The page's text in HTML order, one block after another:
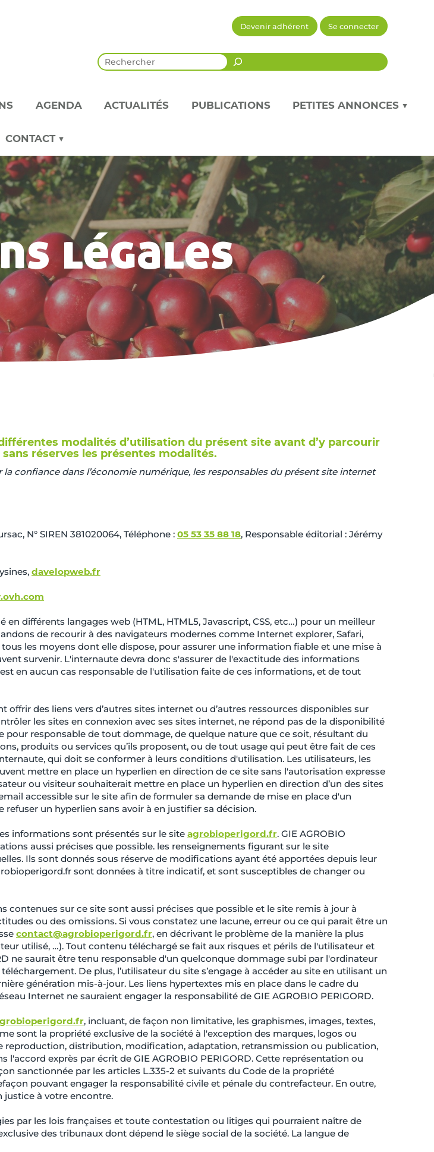
Devenir adhérent Se connecter
AGENDA ACTUALITÉS PUBLICATIONS PETITES ANNONCES ▼
CONTACT ▼
légales
modalités d’utilisation du présent site avant d’y parcourir
réserves les présentes modalités.
confiance dans l’économie numérique, les responsables du présent site internet
N° SIREN 381020064, Téléphone : 05 53 35 88 18, Responsable éditorial : Jérémy
davelopweb.fr
en différents langages web (HTML, HTML5, Javascript, CSS, etc…) pour un meilleur
de recourir à des navigateurs modernes comme Internet explorer, Safari,
les moyens dont elle dispose, pour assurer une information fiable et une mise à
survenir. L'internaute devra donc s'assurer de l'exactitude des informations
en aucun cas responsable de l'utilisation faite de ces informations, et de tout
offrir des liens vers d’autres sites internet ou d’autres ressources disponibles sur
les sites en connexion avec ses sites internet, ne répond pas de la disponibilité
pour responsable de tout dommage, de quelque nature que ce soit, résultant du
produits ou services qu’ils proposent, ou de tout usage qui peut être fait de ces
qui doit se conformer à leurs conditions d'utilisation. Les utilisateurs, les
mettre en place un hyperlien en direction de ce site sans l'autorisation expresse
ou visiteur souhaiterait mettre en place un hyperlien en direction d’un des sites
accessible sur le site afin de formuler sa demande de mise en place d'un
refuser un hyperlien sans avoir à en justifier sa décision.
informations sont présentés sur le site agrobioperigord.fr. GIE AGROBIO
aussi précises que possible. les renseignements figurant sur le site
Ils sont donnés sous réserve de modifications ayant été apportées depuis leur
sont données à titre indicatif, et sont susceptibles de changer ou
contenues sur ce site sont aussi précises que possible et le site remis à jour à
ou des omissions. Si vous constatez une lacune, erreur ou ce qui parait être un
contact@agrobioperigord.fr, en décrivant le problème de la manière la plus
utilisé, …). Tout contenu téléchargé se fait aux risques et périls de l'utilisateur et
ne saurait être tenu responsable d'un quelconque dommage subi par l'ordinateur
De plus, l’utilisateur du site s’engage à accéder au site en utilisant un
génération mis-à-jour. Les liens hypertextes mis en place dans le cadre du
Internet ne sauraient engager la responsabilité de GIE AGROBIO PERIGORD.
, incluant, de façon non limitative, les graphismes, images, textes,
sont la propriété exclusive de la société à l'exception des marques, logos ou
distribution, modification, adaptation, retransmission ou publication,
exprès par écrit de GIE AGROBIO PERIGORD. Cette représentation ou
sanctionnée par les articles L.335-2 et suivants du Code de la propriété
pouvant engager la responsabilité civile et pénale du contrefacteur. En outre,
justice à votre encontre.
par les lois françaises et toute contestation ou litiges qui pourraient naître de
des tribunaux dont dépend le siège social de la société. La langue de